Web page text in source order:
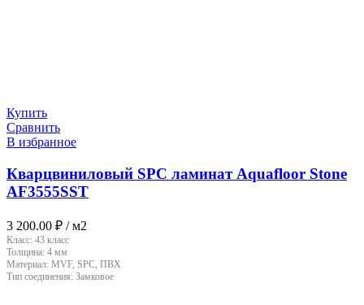
Купить
Сравнить
В избранное
Кварцвиниловый SPC ламинат Aquafloor Stone
AF3555SST
3 200.00 ₽ / м2
Класс: 43 класс
Толщина: 4 мм
Материал: MVF, SPC, ПВХ
Тип соединения: Замковое